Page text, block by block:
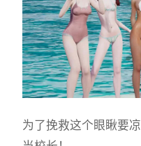
为了挽救这个眼瞅要